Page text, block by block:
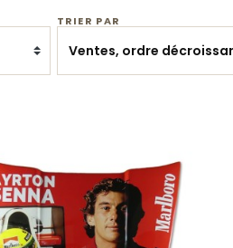
TRIER PAR